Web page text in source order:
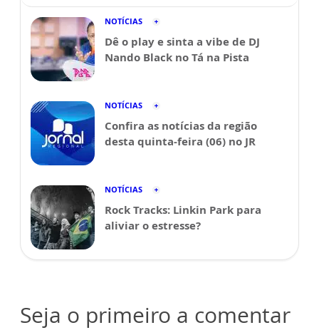
NOTÍCIAS
Dê o play e sinta a vibe de DJ
Nando Black no Tá na Pista
NOTÍCIAS
Confira as notícias da região
desta quinta-feira (06) no JR
NOTÍCIAS
Rock Tracks: Linkin Park para
aliviar o estresse?
Seja o primeiro a comentar